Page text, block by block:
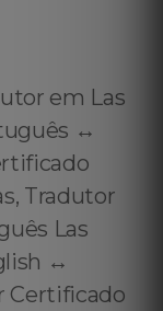
em Las
↔️
Tradutor
Las
↔️
Certificado